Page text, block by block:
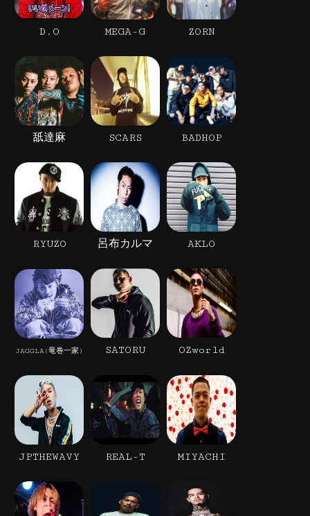
D.O MEGA-G ZORN
舐達麻 SCARS BADHOP
RYUZO 呂布カルマ AKLO
JAGGLA(竜巻一家) SATORU OZworld
JPTHEWAVY REAL-T MIYACHI